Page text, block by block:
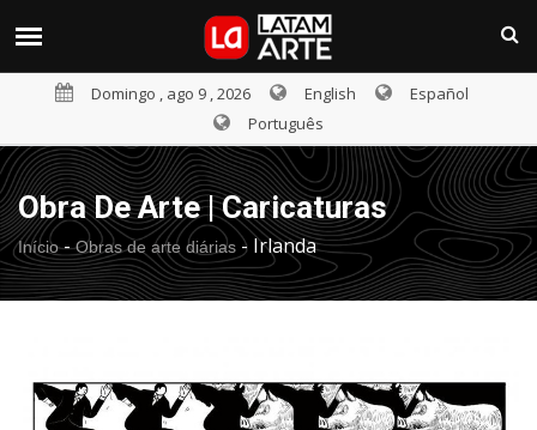
Domingo , ago 9 , 2026 English
Español
Português
Obra De Arte | Caricaturas
Início- Obras de arte diárias - Irlanda